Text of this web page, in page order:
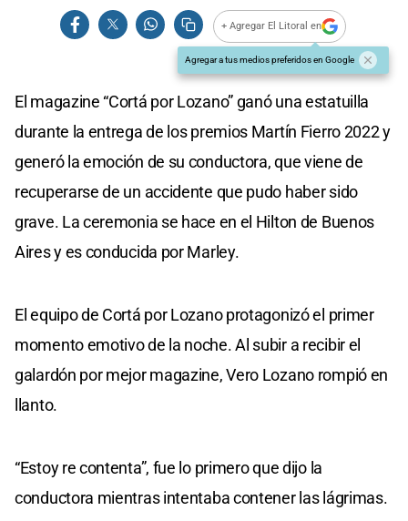
+ Agregar El Litoral en
Agregar a tus medios preferidos en Google
El magazine “Cortá por Lozano” ganó una estatuilla
durante la entrega de los premios Martín Fierro 2022 y
generó la emoción de su conductora, que viene de
recuperarse de un accidente que pudo haber sido
grave. La ceremonia se hace en el Hilton de Buenos
Aires y es conducida por Marley.
El equipo de Cortá por Lozano protagonizó el primer
momento emotivo de la noche. Al subir a recibir el
galardón por mejor magazine, Vero Lozano rompió en
llanto.
“Estoy re contenta”, fue lo primero que dijo la
conductora mientras intentaba contener las lágrimas.